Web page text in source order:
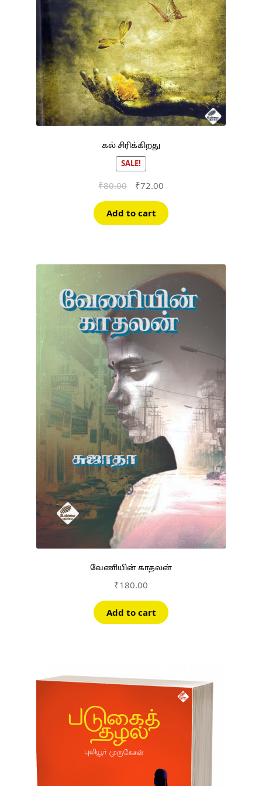
கல் சிரிக்கிறது
SALE!
₹80.00
Original
was:
₹80.00.
₹72.00Current
is:
₹72.00.
Add to cart
வேணியின் காதலன்
₹180.00
Add to cart